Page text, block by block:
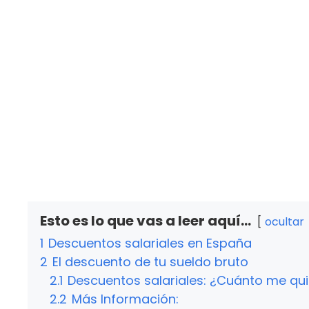
Esto es lo que vas a leer aquí... ocultar
1 Descuentos salariales en España
2 El descuento de tu sueldo bruto
2.1 Descuentos salariales: ¿Cuánto me
2.2 Más Información: